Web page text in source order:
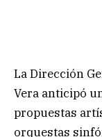
La Dirección
Vera anticipó
propuestas
orquestas